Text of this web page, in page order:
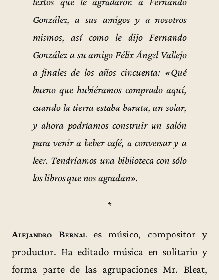
González, a sus amigos y a nosotros
mismos, así como le dijo Fernando
González a su amigo Félix Ángel Vallejo
a finales de los años cincuenta: «Qué
bueno que hubiéramos comprado aquí,
cuando la tierra estaba barata, un solar,
y ahora podríamos construir un salón
para venir a beber café, a conversar y a
leer. Tendríamos una biblioteca con sólo
los libros que nos agradan».
*
Alejandro Bernal es músico, compositor y
productor. Ha editado música en solitario y
forma parte de las agrupaciones Mr. Bleat,